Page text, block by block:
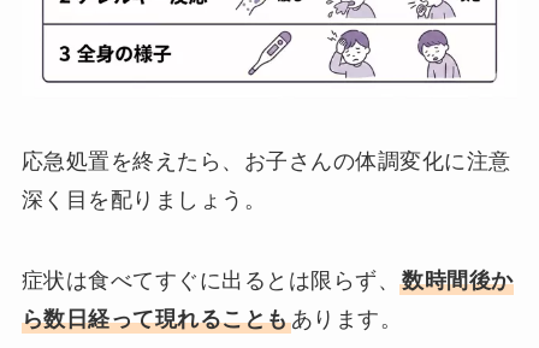
応急処置を終えたら、お子さんの体調変化に注意
深く目を配りましょう。
症状は食べてすぐに出るとは限らず、数時間後か
ら数日経って現れることもあります。